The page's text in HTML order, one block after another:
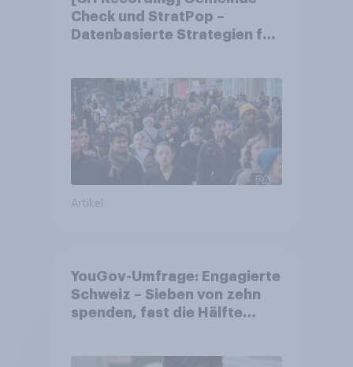
Check und StratPop –
Datenbasierte Strategien für
Artikel
YouGov-Umfrage: Engagierte
Schweiz – Sieben von zehn
spenden, fast die Hälfte